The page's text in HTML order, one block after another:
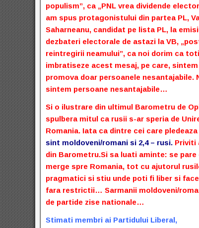
populism”, ca „PNL vrea dividende
am spus protagonistului din partea PL,
Saharneanu, candidat pe lista PL, la
dezbateri electorale de astazi la VB,
reintregirii neamului”, ca noi dorim ca
imbratiseze acest mesaj, pe care,
promova doar persoanele nesantajabile.
sintem persoane nesantajabile…
Si o ilustrare din ultimul Barometru de
spulbera mitul ca rusii s-ar speria de
Romania. Iata ca dintre cei care pledeaza
sint moldoveni/romani si 2,4 – rusi. Priviti
din Barometru.Si sa luati aminte: se pare
merge spre Romania, tot cu ajutorul
pragmatici si stiu unde poti fi liber si
fara restrictii… Sarmanii moldoveni/
de partide zise nationale…
Stimati membri ai Partidului Liberal,